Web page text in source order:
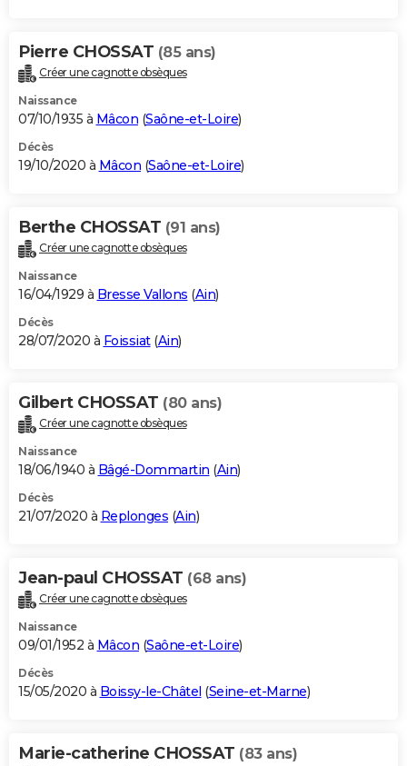
Pierre CHOSSAT (85 ans)
Créer une cagnotte obsèques
Naissance
07/10/1935 à Mâcon (Saône-et-Loire)
Décès
19/10/2020 à Mâcon (Saône-et-Loire)
Berthe CHOSSAT (91 ans)
Créer une cagnotte obsèques
Naissance
16/04/1929 à Bresse Vallons (Ain)
Décès
28/07/2020 à Foissiat(Ain)
Gilbert CHOSSAT (80 ans)
Créer une cagnotte obsèques
Naissance
18/06/1940 à Bâgé-Dommartin (Ain)
Décès
21/07/2020 à Replonges (Ain)
Jean-paul CHOSSAT (68 ans)
Créer une cagnotte obsèques
Naissance
09/01/1952 à Mâcon (Saône-et-Loire)
Décès
15/05/2020 à Boissy-le-Châtel (Seine-et-Marne)
Marie-catherine CHOSSAT (83 ans)